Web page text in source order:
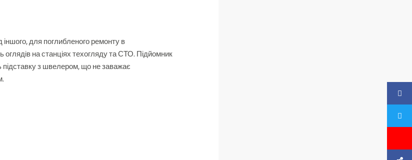
іншого,для поглибленого ремонту в
на станціях техогляду та СТО. Підйомник
з швелером, що не заважає